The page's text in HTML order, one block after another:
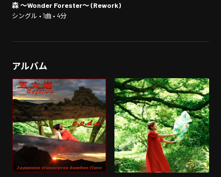
森 〜Wonder Forester〜 (Rework)
シングル • 1曲 • 4分
アルバム